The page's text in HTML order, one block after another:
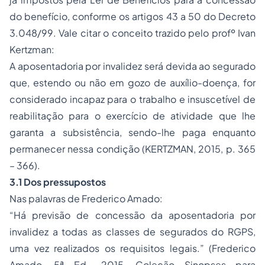
do benefício, conforme os artigos 43 a 50 do Decreto
3.048/99. Vale citar o conceito trazido pelo profº Ivan
Kertzman:
A aposentadoria por invalidez será devida ao segurado
que, estendo ou não em gozo de auxílio-doença, for
considerado incapaz para o trabalho e insuscetível de
reabilitação para o exercício de atividade que lhe
garanta a subsistência, sendo-lhe paga enquanto
permanecer nessa condição (KERTZMAN, 2015, p. 365
– 366).
3.1 Dos pressupostos
Nas palavras de Frederico Amado:
“Há previsão de concessão da aposentadoria por
invalidez a todas as classes de segurados do RGPS,
uma vez realizados os requisitos legais.” (Frederico